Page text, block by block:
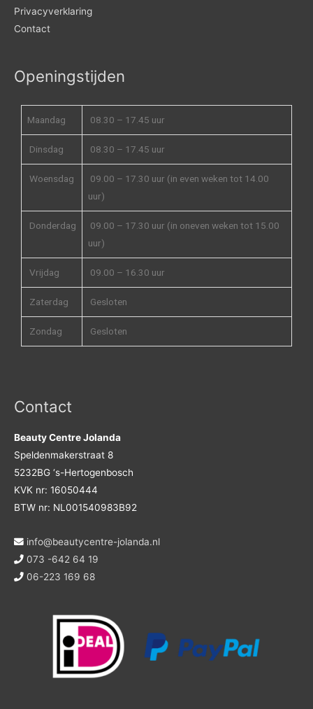
Privacyverklaring
Contact
Openingstijden
Maandag 08.30 – 17.45 uur
Dinsdag 08.30 – 17.45 uur
Woensdag
09.00 – 17.30 uur (in even weken tot 14.00
uur)
Donderdag
09.00 – 17.30 uur (in oneven weken tot 15.00
uur)
Vrijdag 09.00 – 16.30 uur
Zaterdag Gesloten
Zondag Gesloten
Contact
Beauty Centre Jolanda
Speldenmakerstraat 8
5232BG ‘s-Hertogenbosch
KVK nr: 16050444
BTW nr: NL001540983B92
info@beautycentre-jolanda.nl
073 -642 64 19
06-223 169 68